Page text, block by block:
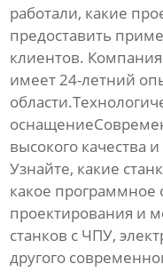
работали, какие
предоставить
клиентов.
имеет 24-летний
высокого качества
Узнайте, какие
какое программное
проектирования и
станков с ЧПУ,
другого